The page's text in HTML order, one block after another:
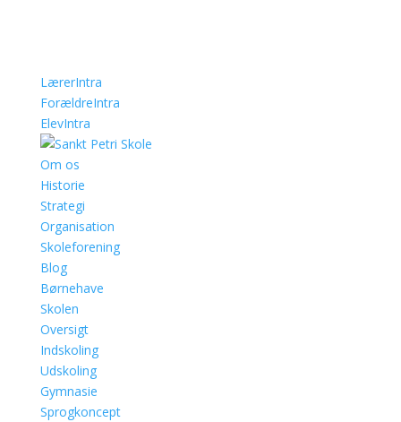
LærerIntra
ForældreIntra
ElevIntra
Om os
Historie
Strategi
Organisation
Skoleforening
Blog
Børnehave
Skolen
Oversigt
Indskoling
Udskoling
Gymnasie
Sprogkoncept